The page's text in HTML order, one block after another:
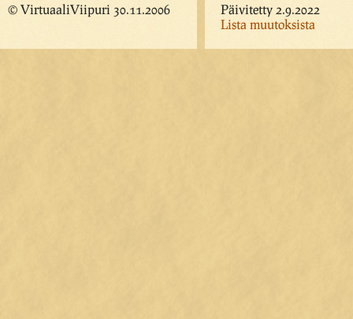
© VirtuaaliViipuri 30.11.2006
Päivitetty 2.9.2022
Lista muutoksista